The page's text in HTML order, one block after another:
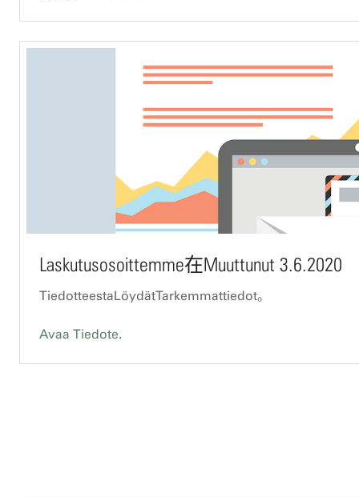
Laskutusosoittemme在Muuttunut 3.6.2020
TiedotteestaLöydätTarkemmattiedot。
Avaa Tiedote.